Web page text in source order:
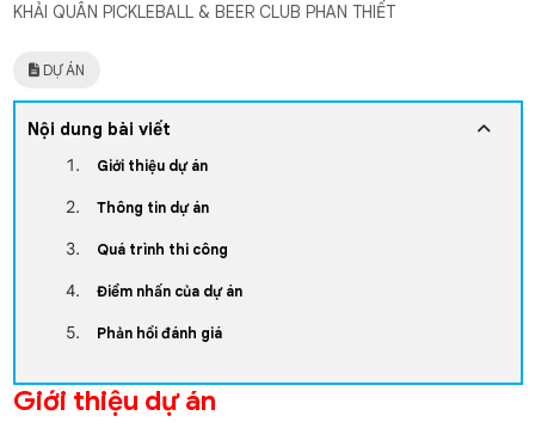
KHẢI QUÂN PICKLEBALL & BEER CLUB PHAN THIẾT
DỰ ÁN
Nội dung bài viết
Giới thiệu dự án
Thông tin dự án
Quá trình thi công
Điểm nhấn của dự án
Phản hồi đánh giá
Giới thiệu dự án